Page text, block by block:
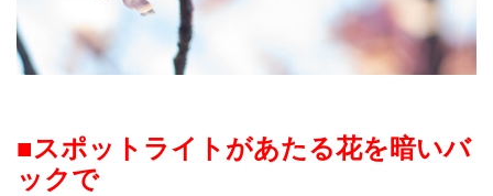
■スポットライトがあたる花を暗いバ
ックで